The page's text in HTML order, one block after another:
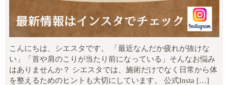
こんにちは、シエスタです。 「最近なんだか疲れが抜けな
い」「首や肩のこりが当たり前になっている」そんなお悩み
はありませんか？ シエスタでは、施術だけでなく日常から体
を整えるためのヒントも大切にしています。 公式Insta […]